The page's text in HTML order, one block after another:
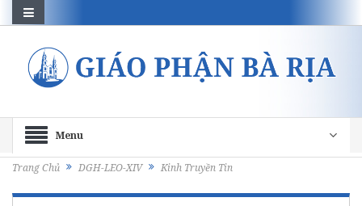
Menu
Trang Chủ DGH-LEO-XIV Kinh Truyền Tin